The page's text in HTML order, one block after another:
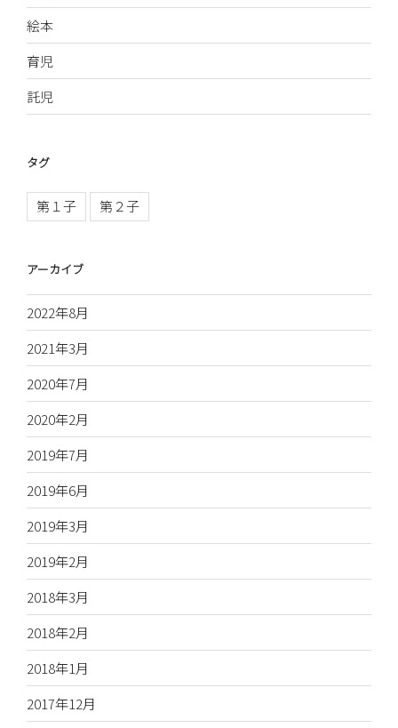
絵本
育児
託児
タグ
第１子 第２子
アーカイブ
2022年8月
2021年3月
2020年7月
2020年2月
2019年7月
2019年6月
2019年3月
2019年2月
2018年3月
2018年2月
2018年1月
2017年12月